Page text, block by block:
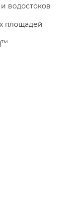
водостоков
площадей